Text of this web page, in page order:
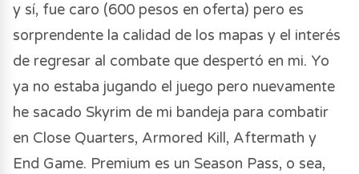
y sí, fue caro (600 pesos en oferta) pero es
sorprendente la calidad de los mapas y el interés
de regresar al combate que despertó en mi. Yo
ya no estaba jugando el juego pero nuevamente
he sacado Skyrim de mi bandeja para combatir
en Close Quarters, Armored Kill, Aftermath y
End Game. Premium es un Season Pass, o sea,